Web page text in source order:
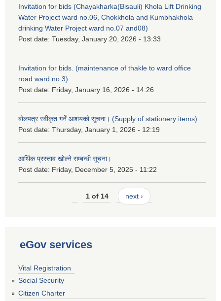
Invitation for bids (Chayakharka(Bisauli) Khola Lift Drinking
Water Project ward no.06, Chokkhola and Kumbhakhola
drinking Water Project ward no.07 and08)
Post date: Tuesday, January 20, 2026 - 13:33
Invitation for bids. (maintenance of thakle to ward office
road ward no.3)
Post date: Friday, January 16, 2026 - 14:26
बोलपत्र स्वीकृत गर्ने आशयको सूचना। (Supply of stationery items)
Post date: Thursday, January 1, 2026 - 12:19
आर्थिक प्रस्ताव खोल्ने सम्बन्धी सूचना।
Post date: Friday, December 5, 2025 - 11:22
1 of 14 next ›
eGov services
Vital Registration
Social Security
Citizen Charter